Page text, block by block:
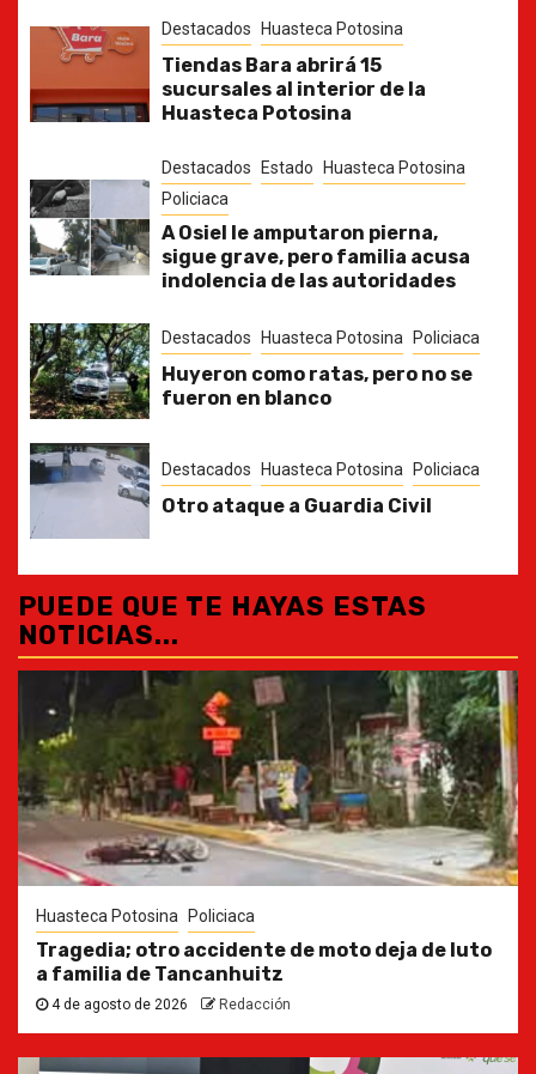
Destacados Huasteca Potosina
Tiendas Bara abrirá 15
sucursales al interior de la
Huasteca Potosina
Destacados Estado Huasteca Potosina
Policiaca
A Osiel le amputaron pierna,
sigue grave, pero familia acusa
indolencia de las autoridades
Destacados Huasteca Potosina Policiaca
Huyeron como ratas, pero no se
fueron en blanco
Destacados Huasteca Potosina Policiaca
Otro ataque a Guardia Civil
PUEDE QUE TE HAYAS ESTAS
NOTICIAS...
Huasteca Potosina Policiaca
Tragedia; otro accidente de moto deja de luto
a familia de Tancanhuitz
4 de agosto de 2026 Redacción